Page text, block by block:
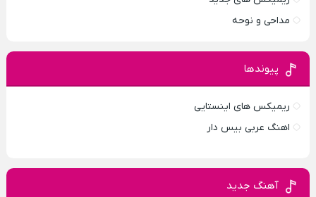
مداحی و نوحه
پیوندها
ریمیکس های اینستایی
اهنگ عربی بیس دار
آهنگ جدید